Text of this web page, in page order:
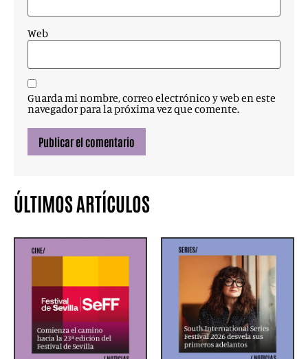
Web
Guarda mi nombre, correo electrónico y web en este
navegador para la próxima vez que comente.
ÚLTIMOS ARTÍCULOS